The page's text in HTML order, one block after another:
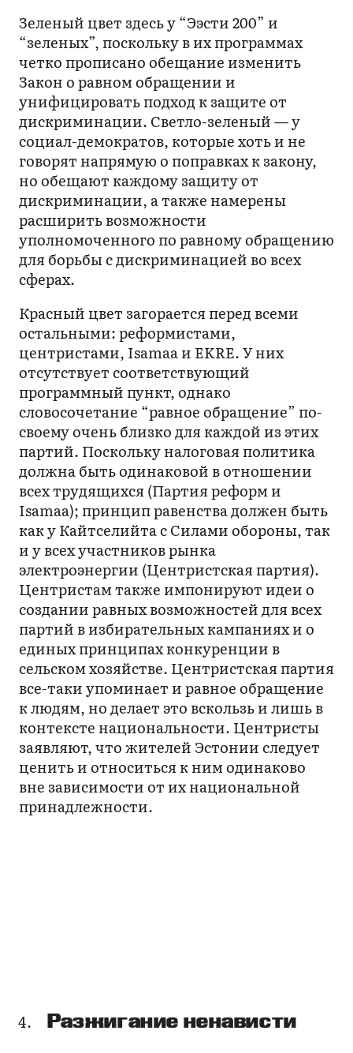
Зеленый цвет здесь у “Ээсти 200” и
“зеленых”, поскольку в их программах
четко прописано обещание изменить
Закон о равном обращении и
унифицировать подход к защите от
дискриминации. Светло-зеленый — у
социал-демократов, которые хоть и не
говорят напрямую о поправках к закону,
но обещают каждому защиту от
дискриминации, а также намерены
расширить возможности
уполномоченного по равному обращению
для борьбы с дискриминацией во всех
сферах.
Красный цвет загорается перед всеми
остальными: реформистами,
центристами, Isamaa и EKRE. У них
отсутствует соответствующий
программный пункт, однако
словосочетание “равное обращение” по-
своему очень близко для каждой из этих
партий. Поскольку налоговая политика
должна быть одинаковой в отношении
всех трудящихся (Партия реформ и
Isamaa); принцип равенства должен быть
как у Кайтселийта с Силами обороны, так
и у всех участников рынка
электроэнергии (Центристская партия).
Центристам также импонируют идеи о
создании равных возможностей для всех
партий в избирательных кампаниях и о
единых принципах конкуренции в
сельском хозяйстве. Центристская партия
все-таки упоминает и равное обращение
к людям, но делает это вскользь и лишь в
контексте национальности. Центристы
заявляют, что жителей Эстонии следует
ценить и относиться к ним одинаково
вне зависимости от их национальной
принадлежности.
Разжигание ненависти